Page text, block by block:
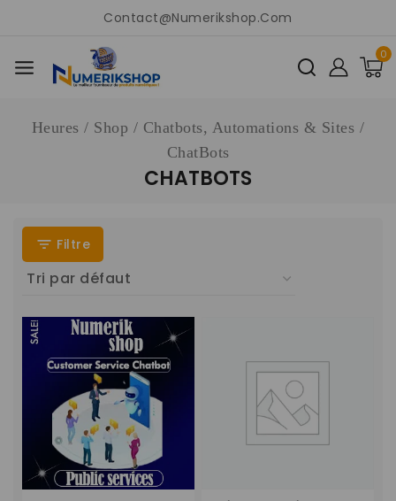
Contact@numerikshop.com
0
Heures / Shop / Chatbots, Automations & Sites /
ChatBots
CHATBOTS
Filtre